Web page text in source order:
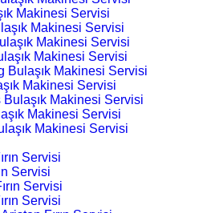
Makinesi Servisi
Makinesi Servisi
Makinesi Servisi
Makinesi Servisi
Bulaşık Makinesi Servisi
Makinesi Servisi
Bulaşık Makinesi Servisi
Makinesi Servisi
Makinesi Servisi
Servisi
Servisi
Servisi
Servisi